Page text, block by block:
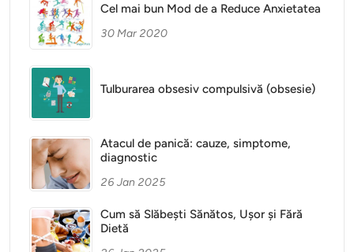
Cel mai bun Mod de a Reduce Anxietatea
30 Mar 2020
Tulburarea obsesiv compulsivă (obsesie)
Atacul de panică: cauze, simptome,
diagnostic
26 Jan 2025
Cum să Slăbești Sănătos, Ușor și Fără
Dietă